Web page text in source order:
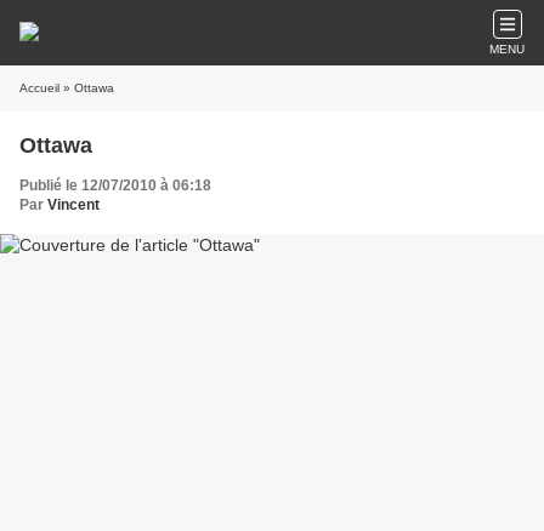
MENU
Accueil » Ottawa
Ottawa
Publié le 12/07/2010 à 06:18
Par Vincent